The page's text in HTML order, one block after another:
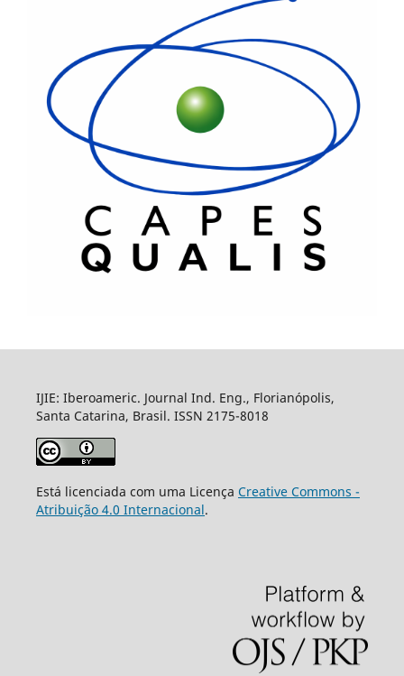
IJIE: Iberoameric. Journal Ind. Eng., Florianópolis,
Santa Catarina, Brasil. ISSN 2175-8018
Está licenciada com uma Licença Creative Commons -
Atribuição 4.0 Internacional.